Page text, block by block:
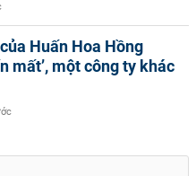
Huấn Hoa Hồng
mất’, một công ty khác